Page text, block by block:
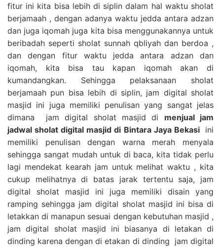
fitur ini kita bisa lebih di siplin dalam hal waktu sholat
berjamaah , dengan adanya waktu jedda antara adzan
dan juga iqomah juga kita bisa menggunakannya untuk
beribadah seperti sholat sunnah qbliyah dan berdoa ,
dan dengan fitur waktu jedda antara adzan dan
iqomah, kita bisa tau kapan iqomah akan di
kumandangkan. Sehingga pelaksanaan sholat
berjamaah pun bisa lebih di siplin, jam digital sholat
masjid ini juga memiliki penulisan yang sangat jelas
dimana jam digital sholat masjid di menjual jam
jadwal sholat digital masjid di Bintara Jaya Bekasi ini
memiliki penulisan dengan warna merah menyala
sehingga sangat mudah untuk di baca, kita tidak perlu
lagi mendekat kearah jam untuk melihat waktu , kita
cukup melihatnya di batas jarak tertentu saja, jam
digital sholat masjid ini juga memiliki disain yang
ramping sehingga jam digital sholat masjid ini bisa di
letakkan di manapun sesuai dengan kebutuhan masjid ,
jam digital sholat masjid ini biasanya di letakan di
dinding karena dengan di etakan di dinding jam digital